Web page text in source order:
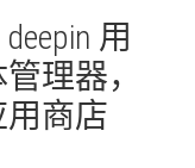
用
理器，
商店